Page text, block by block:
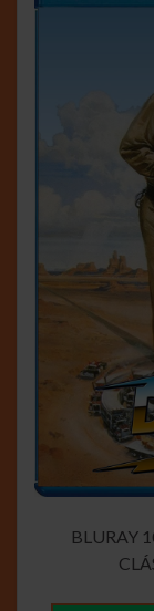
BLURAY